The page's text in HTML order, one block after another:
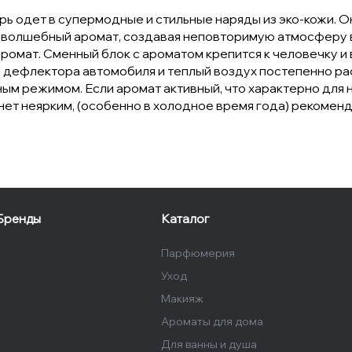
одет в супермодные и стильные наряды из эко-кожи.
аромат, создавая неповторимую атмосферу
Сменный блок с ароматом крепится к человечку
автомобиля и теплый воздух постепенно
режимом. Если аромат активный, что характерно
неярким, (особенно в холодное время года)
Каталог
Парфюмерия
Уход
Макияж
Ароматы для дома
Для ванны и душа